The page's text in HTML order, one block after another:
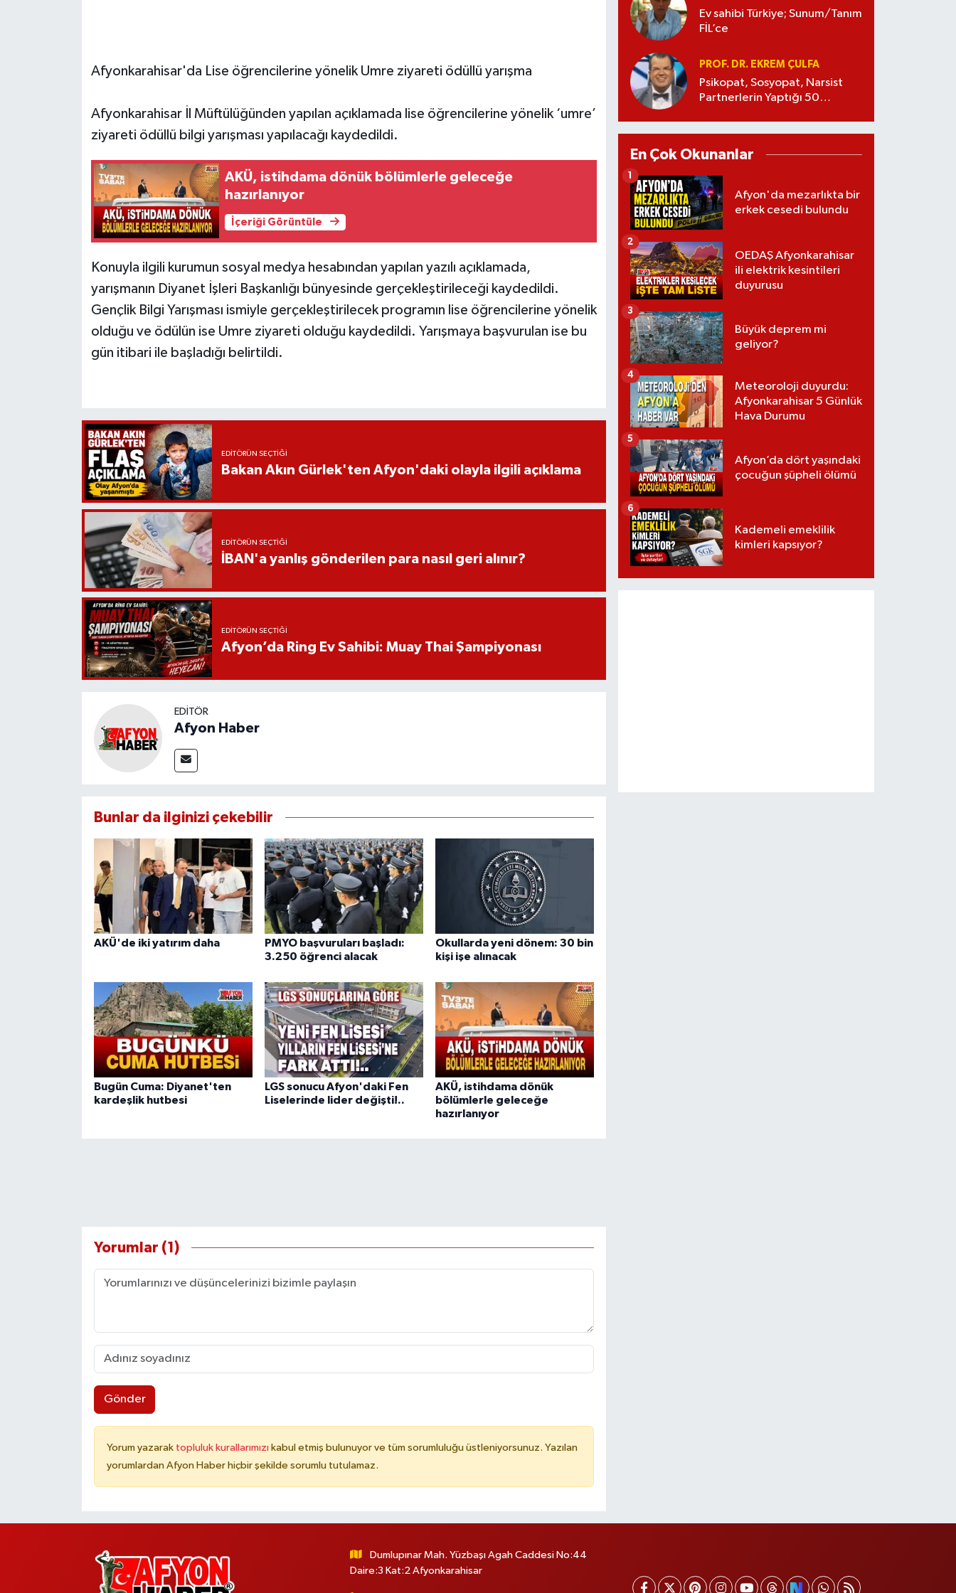
Afyonkarahisar'da Lise öğrencilerine yönelik Umre ziyareti ödüllü yarışma
Afyonkarahisar İl Müftülüğünden yapılan açıklamada lise öğrencilerine yönelik ‘umre’
ziyareti ödüllü bilgi yarışması yapılacağı kaydedildi.
AKÜ, istihdama dönük bölümlerle geleceğe
hazırlanıyor
İçeriği Görüntüle
Konuyla ilgili kurumun sosyal medya hesabından yapılan yazılı açıklamada,
yarışmanın Diyanet İşleri Başkanlığı bünyesinde gerçekleştirileceği kaydedildi.
Gençlik Bilgi Yarışması ismiyle gerçekleştirilecek programın lise öğrencilerine yönelik
olduğu ve ödülün ise Umre ziyareti olduğu kaydedildi. Yarışmaya başvurulan ise bu
gün itibari ile başladığı belirtildi.
EDITÖRÜN SEÇTIĞI
Bakan Akın Gürlek'ten Afyon'daki olayla ilgili açıklama
EDITÖRÜN SEÇTIĞI
İBAN'a yanlış gönderilen para nasıl geri alınır?
EDITÖRÜN SEÇTIĞI
Afyon’da Ring Ev Sahibi: Muay Thai Şampiyonası
EDITÖR
Afyon Haber
Bunlar da ilginizi çekebilir
AKÜ'de iki yatırım daha
PMYO başvuruları başladı:
3.250 öğrenci alacak
Okullarda yeni dönem: 30 bin
kişi işe alınacak
Bugün Cuma: Diyanet'ten
kardeşlik hutbesi
LGS sonucu Afyon'daki Fen
Liselerinde lider değişti!..
AKÜ, istihdama dönük
bölümlerle geleceğe
hazırlanıyor
Yorumlar (1)
Gönder
Yorum yazarak topluluk kurallarımızı kabul etmiş bulunuyor ve tüm sorumluluğu üstleniyorsunuz. Yazılan
yorumlardan Afyon Haber hiçbir şekilde sorumlu tutulamaz.
Ev sahibi Türkiye; Sunum/Tanım
FİL’ce
PROF. DR. EKREM ÇULFA
Psikopat, Sosyopat, Narsist
Partnerlerin Yaptığı 50
En Çok Okunanlar
Afyon'da mezarlıkta bir
erkek cesedi bulundu
1
OEDAŞ Afyonkarahisar
ili elektrik kesintileri
duyurusu
2
Büyük deprem mi
geliyor?
3
Meteoroloji duyurdu:
Afyonkarahisar 5 Günlük
Hava Durumu
4
Afyon’da dört yaşındaki
çocuğun şüpheli ölümü
5
Kademeli emeklilik
kimleri kapsıyor?
6
Dumlupınar Mah. Yüzbaşı Agah Caddesi No:44
Daire:3 Kat:2 Afyonkarahisar